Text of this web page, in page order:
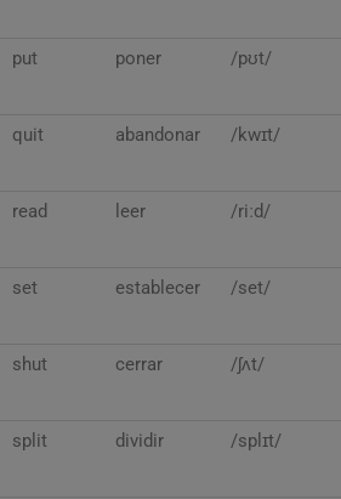
put poner /pʊt/
quit abandonar /kwɪt/
read leer /riːd/
set establecer /set/
shut cerrar /ʃʌt/
split dividir /splɪt/